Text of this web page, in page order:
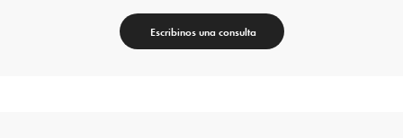
Escribinos una consulta